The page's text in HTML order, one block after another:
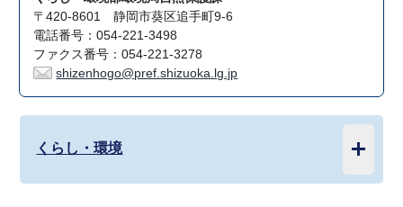
〒420-8601 静岡市葵区追手町9-6
電話番号：054-221-3498
ファクス番号：054-221-3278
shizenhogo@pref.shizuoka.lg.jp
くらし・環境